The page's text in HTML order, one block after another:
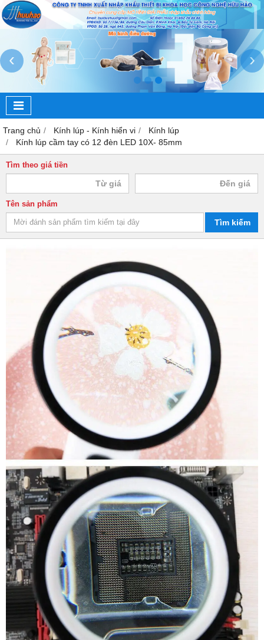
‹ ›
Trang chủ Kính lúp - Kính hiển vi
Kính lúp
Kính lúp cầm tay có 12 đèn LED 10X- 85mm
Tìm theo giá tiền
Tên sản phẩm
Tìm kiếm